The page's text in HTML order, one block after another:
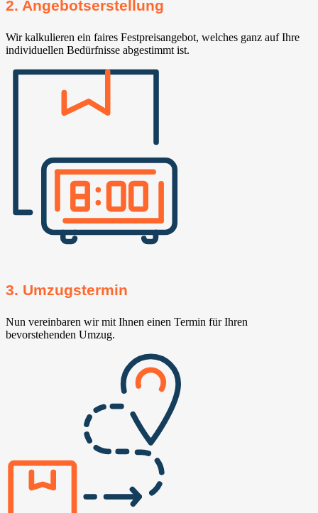
2. Angebotserstellung
Wir kalkulieren ein faires Festpreisangebot, welches ganz auf Ihre
individuellen Bedürfnisse abgestimmt ist.
3. Umzugstermin
Nun vereinbaren wir mit Ihnen einen Termin für Ihren
bevorstehenden Umzug.